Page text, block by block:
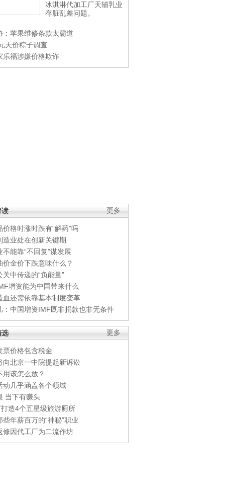
冰淇淋代加工厂天辅乳业
存脏乱差问题。
：苹果维修条款太霸道
天价粽子调查
乐福涉嫌价格欺诈
更多
读
价格时涨时跌有“解药”吗
造业处在创新关键期
不能靠“不回复”谋发展
价金价下跌意味什么？
关中传递的“负能量”
增资能为中国带来什么
血还需依靠基本制度变革
：中国增资IMF既非捐款也非无条件
更多
选
票价格包含税金
向北京一中院提起新诉讼
用该怎么放？
动几乎涵盖各个领域
当下有赚头
造4个五星级旅游厕所
些年薪百万的“神秘”职业
修因代工厂为二流作坊